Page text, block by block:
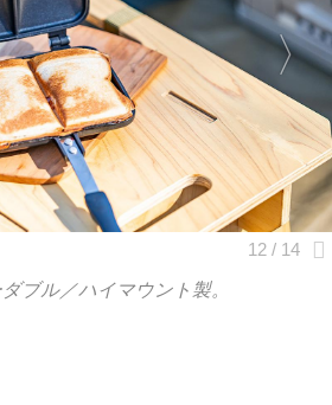
ブル／ハイマウント製。